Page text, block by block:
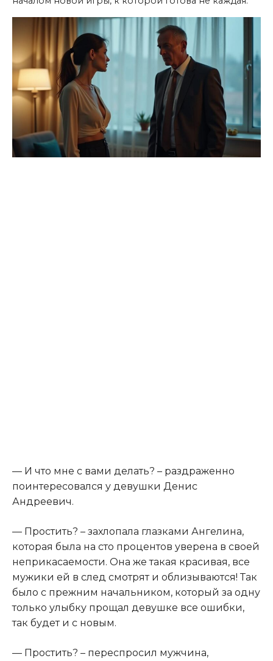
— И что мне с вами делать? – раздраженно
поинтересовался у девушки Денис
Андреевич.
— Простить? – захлопала глазками Ангелина,
которая была на сто процентов уверена в своей
неприкасаемости. Она же такая красивая, все
мужики ей в след смотрят и облизываются! Так
было с прежним начальником, который за одну
только улыбку прощал девушке все ошибки,
так будет и с новым.
— Простить? – переспросил мужчина,